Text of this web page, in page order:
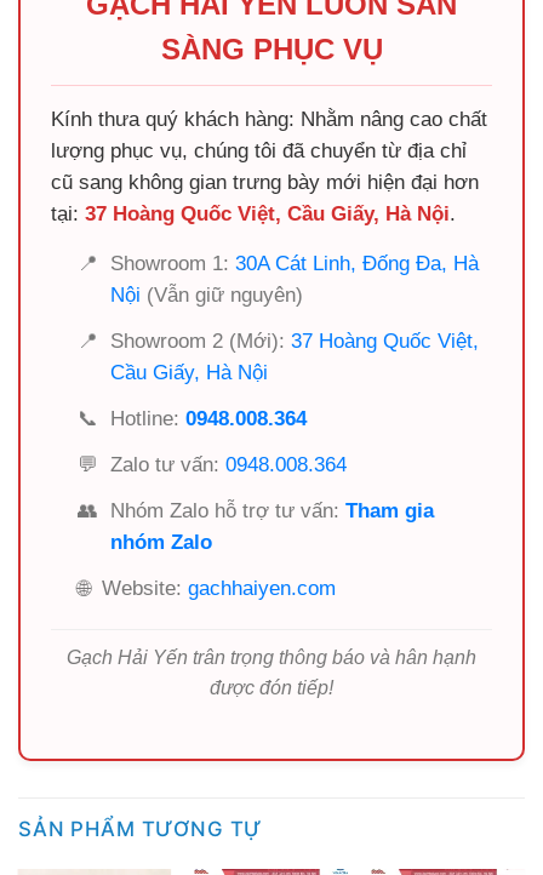
SÀNG PHỤC VỤ
Kính thưa quý khách hàng: Nhằm nâng cao chất
lượng phục vụ, chúng tôi đã chuyển từ địa chỉ
cũ sang không gian trưng bày mới hiện đại hơn
tại: 37 Hoàng Quốc Việt, Cầu Giấy, Hà Nội.
📍 Showroom 1: 30A Cát Linh, Đống Đa, Hà
Nội (Vẫn giữ nguyên)
📍
Showroom 2 (Mới): 37 Hoàng Quốc Việt,
Cầu Giấy, Hà Nội
📞
Hotline: 0948.008.364
💬
Zalo tư vấn: 0948.008.364
👥
Nhóm Zalo hỗ trợ tư vấn: Tham gia
nhóm Zalo
🌐 Website: gachhaiyen.com
Gạch Hải Yến trân trọng thông báo và hân hạnh
được đón tiếp!
SẢN PHẨM TƯƠNG TỰ